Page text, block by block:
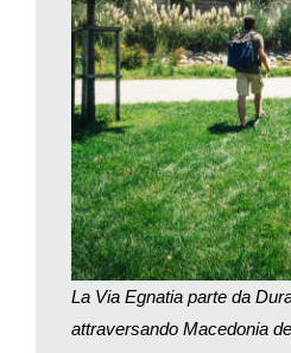
mojito e piscina. Metà dei
(52%) e per vivere la natura
vogliono scoprire il territorio
amore della cultura (40%). Solo
sono veri «pellegrini» (25%). Ma
un’esperienza personale (1,5%),
al contrario, un bel modo per
resto, non sono poche le coppie
Camminando s’impara. Lo
peripatetiche e lo riscoprono nel
walkshop(Wickson F. et al.,The
Science and Technology Ethics,
La Via Egnatia parte da
attraversando Macedonia